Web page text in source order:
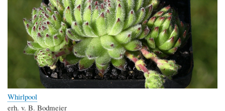
Whirlpool
erh. v. B. Bodmeier